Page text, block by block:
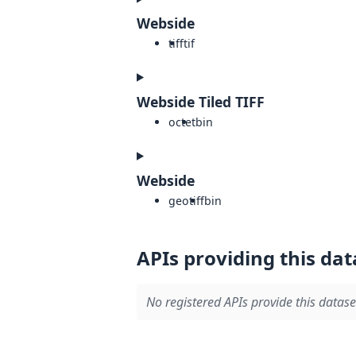
Webside
tifftif
Webside Tiled TIFF
octetbin
Webside
geotiffbin
APIs providing this
No registered APIs provide this